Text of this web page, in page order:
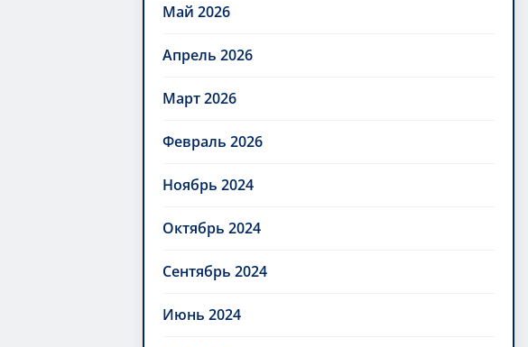
Май 2026
Апрель 2026
Март 2026
Февраль 2026
Ноябрь 2024
Октябрь 2024
Сентябрь 2024
Июнь 2024